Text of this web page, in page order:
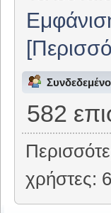
582
χρήστες: